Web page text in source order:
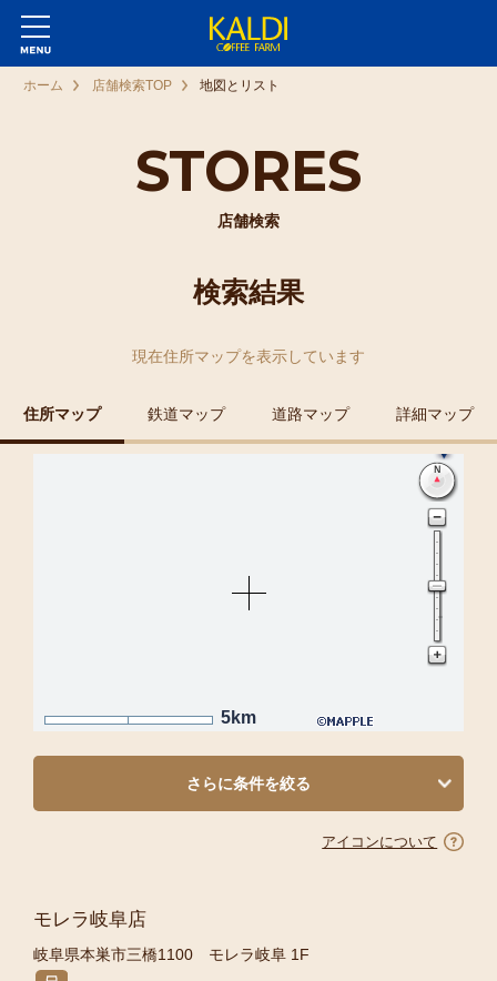
STORES
店舗検索
ホーム 店舗検索TOP 地図とリスト
検索結果
現在住所マップを表示しています
住所マップ 鉄道マップ 道路マップ 詳細マップ
5km
さらに条件を絞る
アイコンについて
モレラ岐阜店
岐阜県本巣市三橋1100 モレラ岐阜 1F